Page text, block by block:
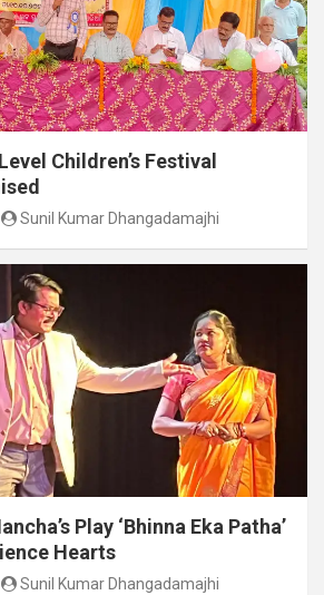
Children’s Festival
Sunil Kumar Dhangadamajhi
Play ‘Bhinna Eka Patha’
Hearts
Sunil Kumar Dhangadamajhi